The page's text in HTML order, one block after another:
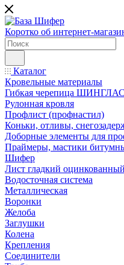
Коротко об интернет-
Каталог
Кровельные материалы
Гибкая черепица ШИНГЛАС
Рулонная кровля
Профлист (профнастил)
Коньки, отливы,
Доборные элементы для
Праймеры, мастики
Шифер
Лист гладкий
Водосточная система
Металлическая
Воронки
Желоба
Заглушки
Колена
Крепления
Соединители